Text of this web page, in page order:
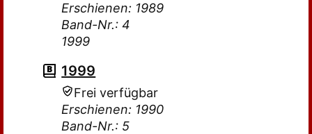
Erschienen: 1989
Band-Nr.: 4
1999
1999
Frei verfügbar
Erschienen: 1990
Band-Nr.: 5